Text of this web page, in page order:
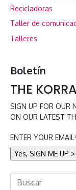
Recicladoras
Taller de
Talleres
Boletín
THE
SIGN UP FOR OUR
ON OUR LATEST
ENTER YOUR